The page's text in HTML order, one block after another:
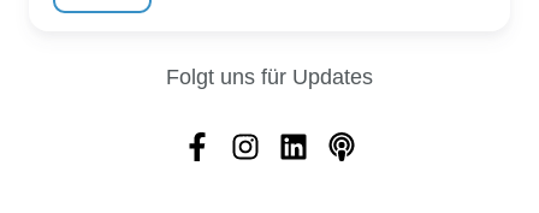
Folgt uns für Updates